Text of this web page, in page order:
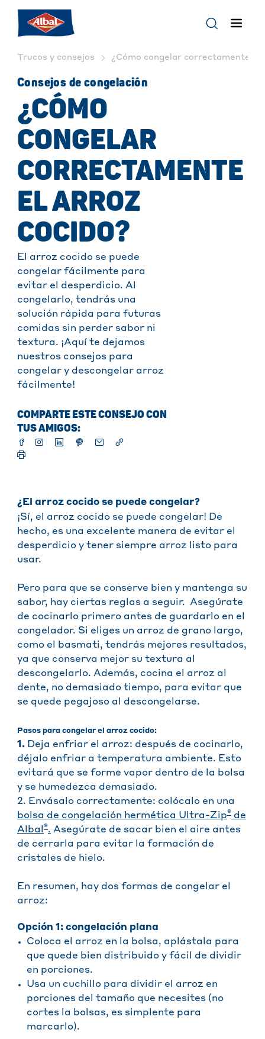
Trucos y consejos ¿Cómo congelar correctamente el
Consejos de congelación
¿CÓMO
CONGELAR
CORRECTAMENTE
EL ARROZ
COCIDO?
El arroz cocido se puede
congelar fácilmente para
evitar el desperdicio. Al
congelarlo, tendrás una
solución rápida para futuras
comidas sin perder sabor ni
textura. ¡Aquí te dejamos
nuestros consejos para
congelar y descongelar arroz
fácilmente!
COMPARTE ESTE CONSEJO CON
TUS AMIGOS:
¿El arroz cocido se puede congelar?
¡Sí, el arroz cocido se puede congelar! De
hecho, es una excelente manera de evitar el
desperdicio y tener siempre arroz listo para
usar.
Pero para que se conserve bien y mantenga su
sabor, hay ciertas reglas a seguir. Asegúrate
de cocinarlo primero antes de guardarlo en el
congelador. Si eliges un arroz de grano largo,
como el basmati, tendrás mejores resultados,
ya que conserva mejor su textura al
descongelarlo. Además, cocina el arroz al
dente, no demasiado tiempo, para evitar que
se quede pegajoso al descongelarse.
Pasos para congelar el arroz cocido:
1. Deja enfriar el arroz: después de cocinarlo,
déjalo enfriar a temperatura ambiente. Esto
evitará que se forme vapor dentro de la bolsa
y se humedezca demasiado.
2. Envásalo correctamente: colócalo en una
bolsa de congelación hermética Ultra-Zip® de
Albal®. Asegúrate de sacar bien el aire antes
de cerrarla para evitar la formación de
cristales de hielo.
En resumen, hay dos formas de congelar el
arroz:
Opción 1: congelación plana
Coloca el arroz en la bolsa, aplástala para
que quede bien distribuido y fácil de dividir
en porciones.
Usa un cuchillo para dividir el arroz en
porciones del tamaño que necesites (no
cortes la bolsas, es simplente para
marcarlo).